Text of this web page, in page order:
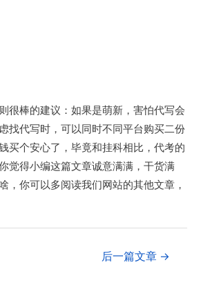
很棒的建议：如果是萌新，害怕代写会
找代写时，可以同时不同平台购买二份
买个安心了，毕竟和挂科相比，代考的
觉得小编这篇文章诚意满满，干货满
，你可以多阅读我们网站的其他文章，
后一篇文章 →